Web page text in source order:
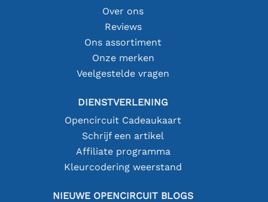
Over ons
Reviews
Ons assortiment
Onze merken
Veelgestelde vragen
DIENSTVERLENING
Opencircuit Cadeaukaart
Schrijf een artikel
Affiliate programma
Kleurcodering weerstand
NIEUWE OPENCIRCUIT BLOGS